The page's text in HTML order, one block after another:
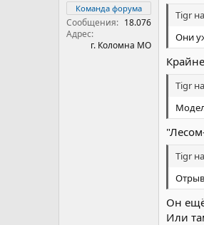
Команда форума
Сообщения
18.076
Адрес
г. Коломна МО
Tigr
Они
Tigr
Tigr
Он
Или